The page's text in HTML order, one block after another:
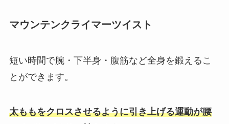
マウンテンクライマーツイスト
短い時間で腕・下半身・腹筋など全身を鍛えるこ
とができます。
太ももをクロスさせるように引き上げる運動が腰